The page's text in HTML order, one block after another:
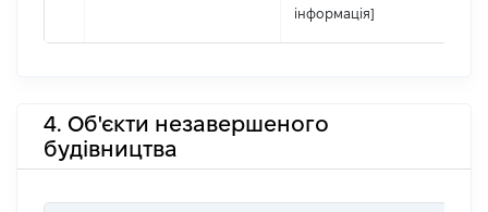
інформація]
4. Об'єкти незавершеного
будівництва